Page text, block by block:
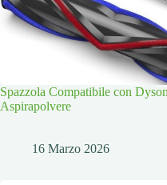
Spazzola Compatibile con
Aspirapolvere
16 Marzo 2026